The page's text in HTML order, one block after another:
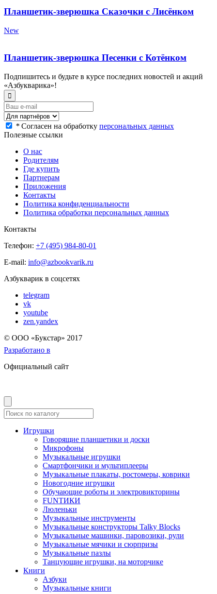
Планшетик-зверюшка Сказочки с Лисёнком
New
Планшетик-зверюшка Песенки с Котёнком
Подпишитесь и будьте в курсе последних новостей и акций
«Азбукварика»!
* Согласен на обработку персональных данных
Полезные ссылки
О нас
Родителям
Где купить
Партнерам
Приложения
Контакты
Политика конфиденциальности
Политика обработки персональных данных
Контакты
Телефон: +7 (495) 984-80-01
E-mail: info@azbookvarik.ru
Азбукварик в соцсетях
telegram
vk
youtube
zen.yandex
© OOO «Букстар» 2017
Разработано в
Официальный сайт
Игрушки
Говорящие планшетики и доски
Микрофоны
Музыкальные игрушки
Смартфончики и мультиплееры
Музыкальные плакаты, ростомеры, коврики
Новогодние игрушки
Обучающие роботы и электровикторины
FUNТИКИ
Люленьки
Музыкальные инструменты
Музыкальные конструкторы Talky Blocks
Музыкальные машинки, паровозики, рули
Музыкальные мячики и сюрпризы
Музыкальные пазлы
Танцующие игрушки, на моторчике
Книги
Азбуки
Музыкальные книги